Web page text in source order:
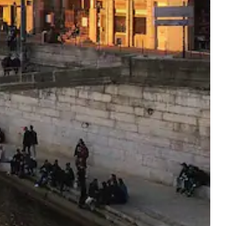
uchunguze kwa kugusa au kutelezesha kidole